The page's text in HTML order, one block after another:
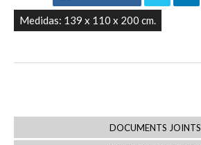
Medidas: 139 x 110 x 200 cm.
DOCUMENTS JOINTS